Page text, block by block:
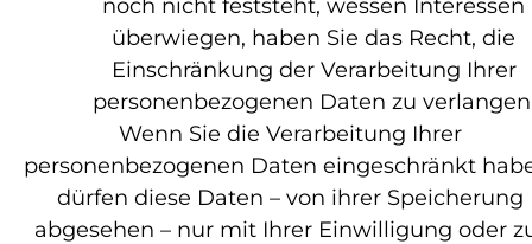
noch nicht feststeht, wessen Interessen
überwiegen, haben Sie das Recht, die
Einschränkung der Verarbeitung Ihrer
personenbezogenen Daten zu
Wenn Sie die Verarbeitung Ihrer
personenbezogenen Daten eingeschränkt
dürfen diese Daten – von ihrer Speicherung
abgesehen – nur mit Ihrer Einwilligung oder